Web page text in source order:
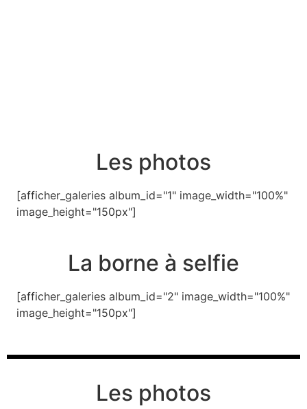
Les photos
[afficher_galeries album_id="1" image_width="100%"
image_height="150px"]
La borne à selfie
[afficher_galeries album_id="2" image_width="100%"
image_height="150px"]
Les photos